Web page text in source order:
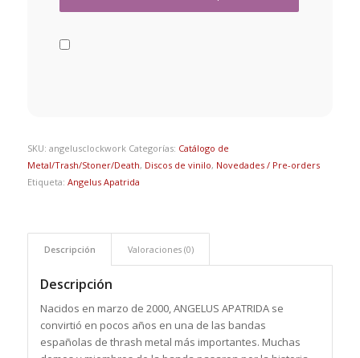
SKU: angelusclockwork Categorías: Catálogo de
Metal/Trash/Stoner/Death, Discos de vinilo, Novedades / Pre-orders
Etiqueta: Angelus Apatrida
Descripción Valoraciones (0)
Descripción
Nacidos en marzo de 2000, ANGELUS APATRIDA se
convirtió en pocos años en una de las bandas
españolas de thrash metal más importantes. Muchas